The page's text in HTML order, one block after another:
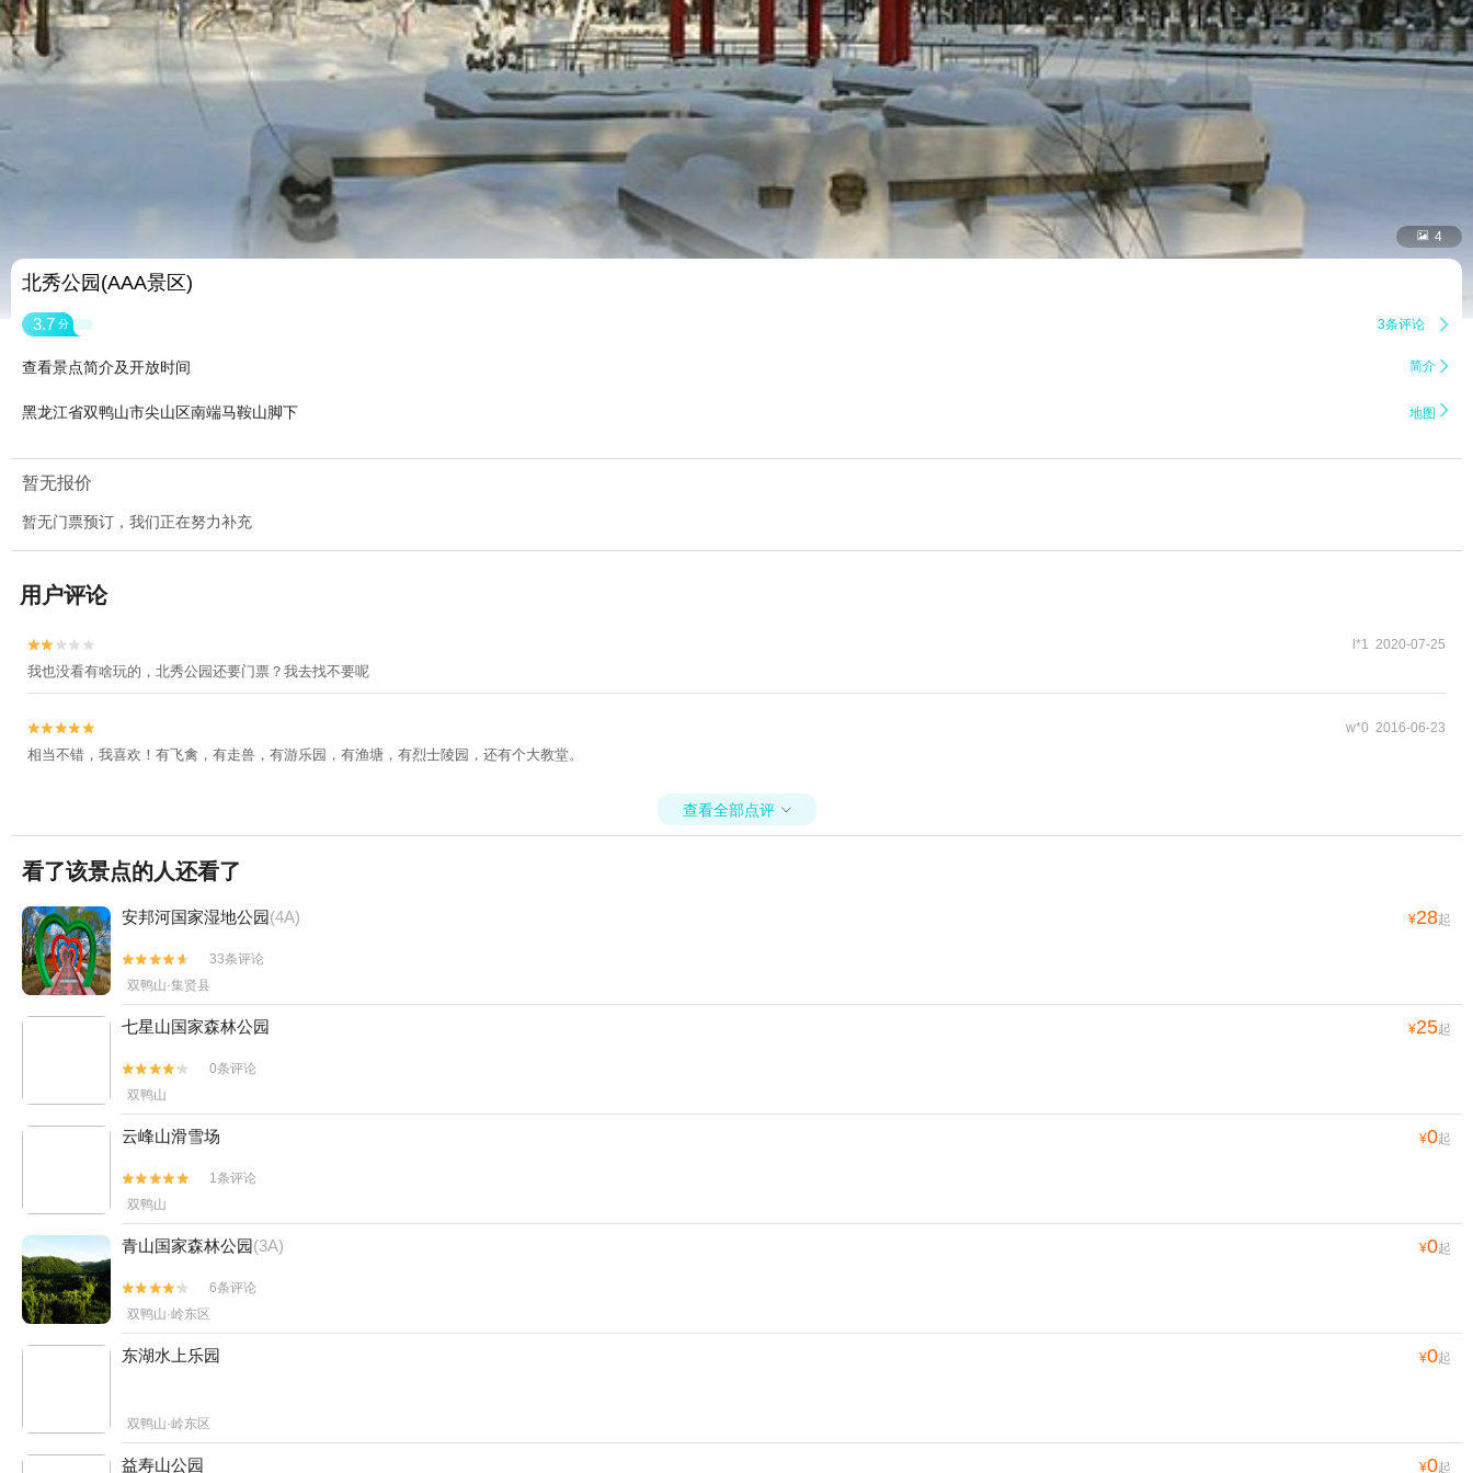
 4
北秀公园(AAA景区)
3.7 分 3条评论 
查看景点简介及开放时间 简介 
黑龙江省双鸭山市尖山区南端马鞍山脚下 地图 
暂无报价
暂无门票预订，我们正在努力补充
用户评论

 l*1 2020-07-25
我也没看有啥玩的，北秀公园还要门票？我去找不要呢

 w*0 2016-06-23
相当不错，我喜欢！有飞禽，有走兽，有游乐园，有渔塘，有烈士陵园，还有个大教堂。
查看全部点评 
看了该景点的人还看了
安邦河国家湿地公园(4A) ¥28起


33条评论
双鸭山·集贤县
七星山国家森林公园 ¥25起


0条评论
双鸭山
云峰山滑雪场 ¥0起


1条评论
双鸭山
青山国家森林公园(3A) ¥0起


6条评论
双鸭山·岭东区
东湖水上乐园 ¥0起
双鸭山·岭东区
益寿山公园 ¥0起